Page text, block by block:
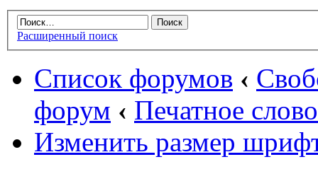
Расширенный поиск
Список форумов ‹
форум ‹ Печатное
Изменить размер